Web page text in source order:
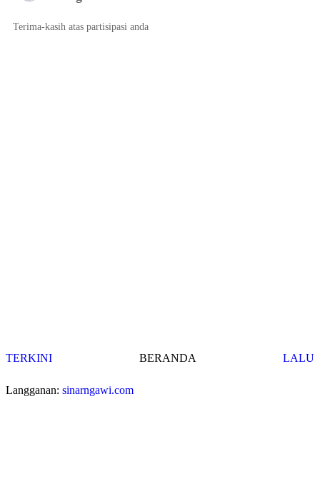
Terima-kasih atas partisipasi anda
TERKINI LALU
BERANDA
Langganan: sinarngawi.com